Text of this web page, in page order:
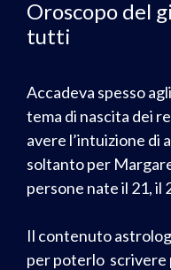
Oroscopo del
tutti
Accadeva spesso
tema di nascita dei
avere l’intuizione di
soltanto per
persone nate il 21, il
Il contenuto
per poterlo scrivere